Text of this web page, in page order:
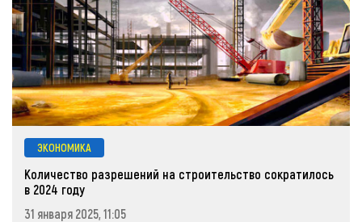
ЭКОНОМИКА
Количество разрешений на строительство сократилось
в 2024 году
31 января 2025, 11:05